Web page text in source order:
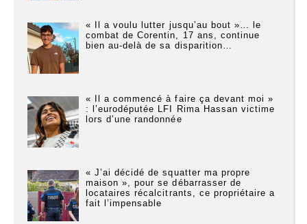
« Il a voulu lutter jusqu’au bout »… le
combat de Corentin, 17 ans, continue
bien au-delà de sa disparition…
« Il a commencé à faire ça devant moi »
: l’eurodéputée LFI Rima Hassan victime
lors d’une randonnée
« J’ai décidé de squatter ma propre
maison », pour se débarrasser de
locataires récalcitrants, ce propriétaire a
fait l’impensable